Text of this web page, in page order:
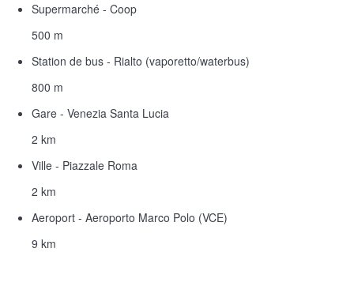
Supermarché - Coop
500 m
Station de bus - Rialto (vaporetto/waterbus)
800 m
Gare - Venezia Santa Lucia
2 km
Ville - Piazzale Roma
2 km
Aeroport - Aeroporto Marco Polo (VCE)
9 km